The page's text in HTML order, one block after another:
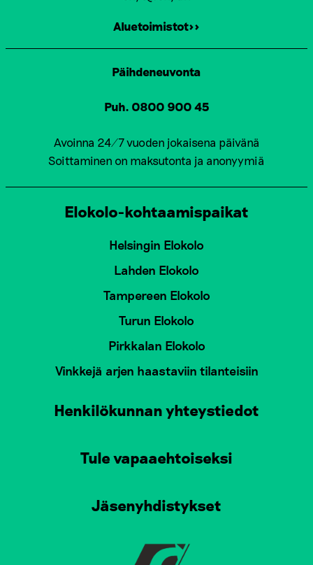
Aluetoimistot>>
Päihdeneuvonta
Puh. 0800 900 45
Avoinna 24/7 vuoden jokaisena päivänä
Soittaminen on maksutonta ja anonyymiä
Elokolo-kohtaamispaikat
Helsingin Elokolo
Lahden Elokolo
Tampereen Elokolo
Turun Elokolo
Pirkkalan Elokolo
Vinkkejä arjen haastaviin tilanteisiin
Henkilökunnan yhteystiedot
Tule vapaaehtoiseksi
Jäsenyhdistykset